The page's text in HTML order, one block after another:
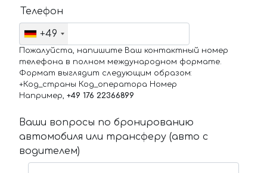
Телефон
+49
Пожалуйста, напишите Ваш контактный номер
телефона в полном международном формате.
Формат выглядит следующим образом:
+Код_страны Код_оператора Номер
Например, +49 176 22366899
Ваши вопросы по бронированию
автомобиля или трансферу (авто с
водителем)